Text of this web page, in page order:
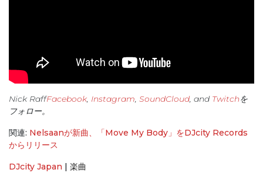
Nick RaffFacebook, Instagram, SoundCloud, and Twitchを
フォロー。
関連: Nelsaanが新曲、「Move My Body」をDJcity Records
からリリース
DJcity Japan
楽曲